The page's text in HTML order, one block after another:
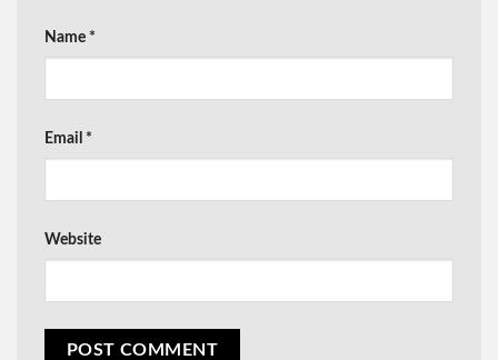
Name *
Email *
Website